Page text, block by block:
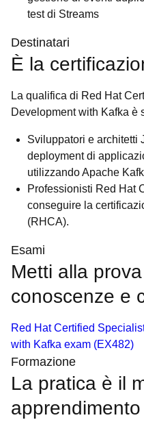
test di Streams
Destinatari
È la
La qualifica di Red Hat
Development with Kafka è
Sviluppatori e architetti
deployment di
utilizzando Apache
Professionisti Red Hat
conseguire la
(RHCA).
Esami
Metti alla
conoscenze e
Red Hat Certified
with Kafka exam (EX482)
Formazione
La pratica è il
apprendimento